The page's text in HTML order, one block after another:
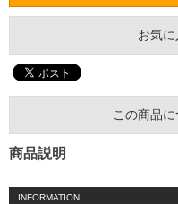
お気
この商品
商品説明
INFORMATION